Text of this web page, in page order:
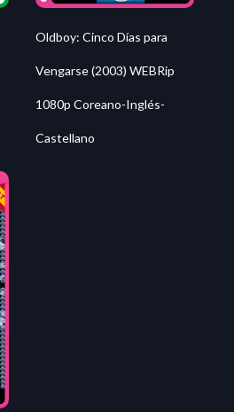
Oldboy: Cinco Días para
Vengarse (2003) WEBRip
1080p Coreano-Inglés-
Castellano